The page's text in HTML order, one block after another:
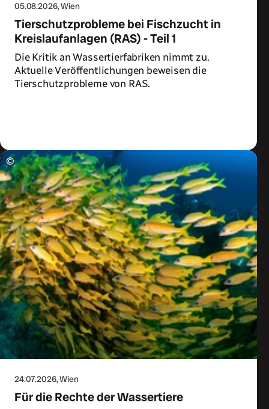
05.08.2026, Wien
Tierschutzprobleme bei Fischzucht in
Kreislaufanlagen (RAS) - Teil 1
Die Kritik an Wassertierfabriken nimmt zu.
Aktuelle Veröffentlichungen beweisen die
Tierschutzprobleme von RAS.
©
24.07.2026, Wien
Für die Rechte der Wassertiere